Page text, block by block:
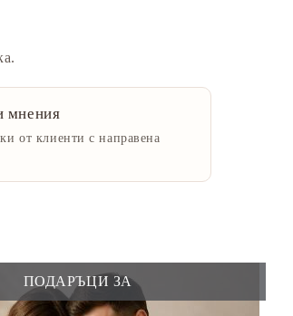
мнения
от клиенти с направена
ПОДАРЪЦИ ЗА